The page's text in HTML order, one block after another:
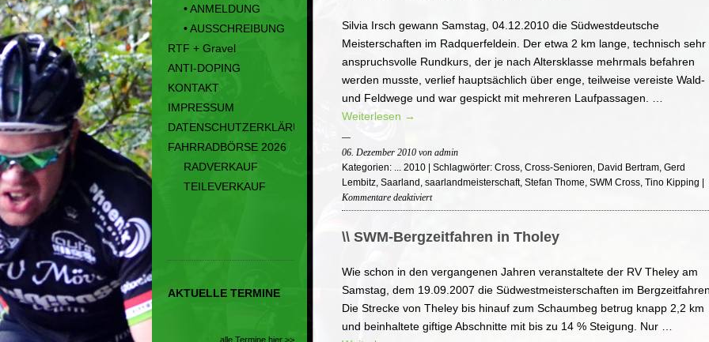
• ANMELDUNG
• AUSSCHREIBUNG
RTF + Gravel
ANTI-DOPING
KONTAKT
IMPRESSUM
DATENSCHUTZERKLÄRUNG
FAHRRADBÖRSE 2026
RADVERKAUF
TEILEVERKAUF
AKTUELLE TERMINE
alle Termine hier >>
Silvia Irsch gewann Samstag, 04.12.2010 die Südwestdeutsche
Meisterschaften im Radquerfeldein. Der etwa 2 km lange, technisch sehr
anspruchsvolle Rundkurs, der je nach Altersklasse mehrmals befahren
werden musste, verlief hauptsächlich über enge, teilweise vereiste Wald-
und Feldwege und war gespickt mit mehreren Laufpassagen. …
Weiterlesen →
06. Dezember 2010 von admin
Kategorien: ... 2010 | Schlagwörter: Cross, Cross-Senioren, David Bertram, Gerd
Lembitz, Saarland , saarlandmeisterschaft, Stefan Thome, SWM Cross, Tino Kipping
Kommentare deaktiviertfür
\\
Irsch
SWM
Cross
\\ SWM-Bergzeitfahren in Tholey
Wie schon in den vergangenen Jahren veranstaltete der RV Theley am
Samstag, dem 19.09.2007 die Südwestmeisterschaften im
Die Strecke von Theley bis hinauf zum Schaumbeg betrug knapp 2,2 km
und beinhaltete giftige Abschnitte mit bis zu 14 % Steigung. Nur …